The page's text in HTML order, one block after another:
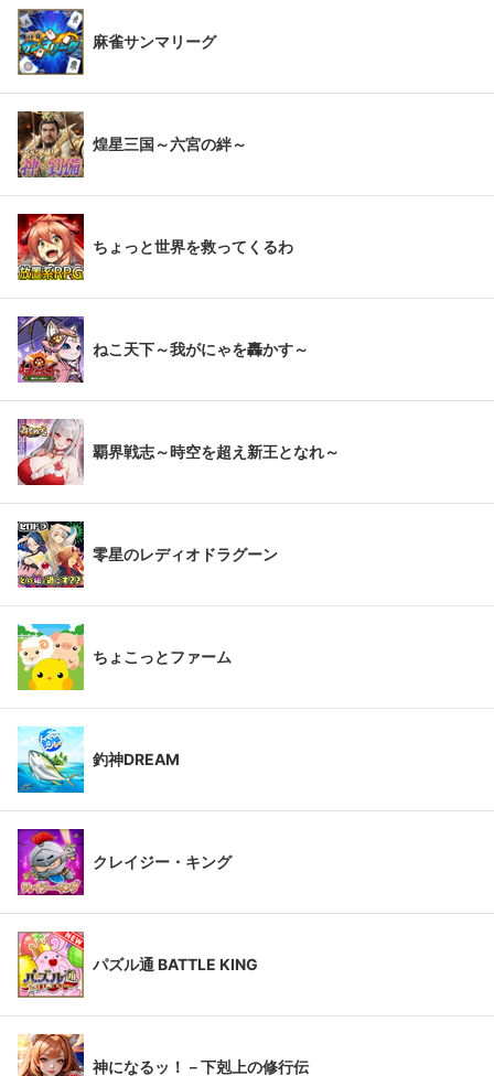
麻雀サンマリーグ
煌星三国～六宮の絆～
ちょっと世界を救ってくるわ
ねこ天下～我がにゃを轟かす～
覇界戦志～時空を超え新王となれ～
零星のレディオドラグーン
ちょこっとファーム
釣神DREAM
クレイジー・キング
パズル通 BATTLE KING
神になるッ！－下剋上の修行伝